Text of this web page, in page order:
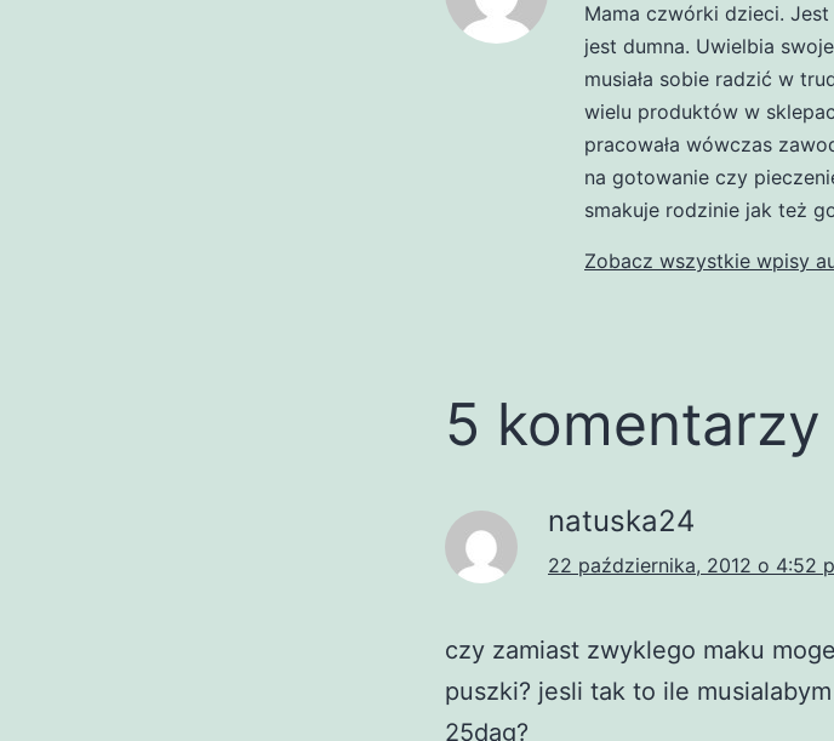
Mama czwórki dzieci.
jest dumna. Uwielbia
musiała sobie radzić w
wielu produktów w
pracowała wówczas
na gotowanie czy
smakuje rodzinie jak też
Zobacz wszystkie wpisy
5 komentarzy
natuska24
22 października, 2012 o 4:52
czy zamiast zwyklego maku
puszki? jesli tak to ile
25dag?